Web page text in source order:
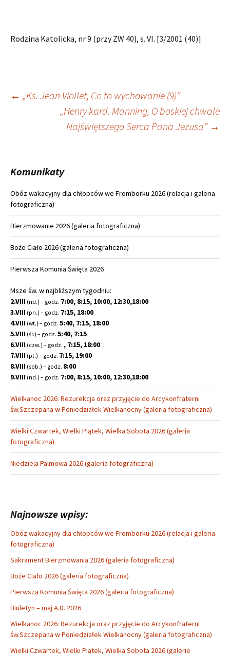
Rodzina Katolicka, nr 9 (przy ZW 40), s. VI. [3/2001 (40)]
Nawigacja
← „Ks. Jean Viollet, Co to wychowanie (9)”
„Henry kard. Manning, O boskiej chwale
Najświętszego Serca Pana Jezusa” →
Komunikaty
Obóz wakacyjny dla chłopców we Fromborku 2026 (relacja i galeria
fotograficzna)
Bierzmowanie 2026 (galeria fotograficzna)
Boże Ciało 2026 (galeria fotograficzna)
Pierwsza Komunia Święta 2026
Msze św. w najbliższym tygodniu:
2.VIII (nd.) – godz. 7:00, 8:15, 10:00, 12:30,18:00
3.VIII (pn.) – godz. 7:15, 18:00
4.VIII (wt.) – godz. 5:40, 7:15, 18:00
5.VIII (śr.) – godz. 5:40, 7:15
6.VIII (czw.) – godz. , 7:15, 18:00
7.VIII (pt.) – godz. 7:15, 19:00
8.VIII (sob.) – godz. 8:00
9.VIII (nd.) – godz. 7:00, 8:15, 10:00, 12:30,18:00
Wielkanoc 2026: Rezurekcja oraz przyjęcie do Arcykonfraterni
św.Szczepana w Poniedziałek Wielkanocny (galeria fotograficzna)
Wielki Czwartek, Wielki Piątek, Wielka Sobota 2026 (galeria
fotograficzna)
Niedziela Palmowa 2026 (galeria fotograficzna)
Najnowsze wpisy:
Obóz wakacyjny dla chłopców we Fromborku 2026 (relacja i galeria
fotograficzna)
Sakrament Bierzmowania 2026 (galeria fotograficzna)
Boże Ciało 2026 (galeria fotograficzna)
Pierwsza Komunia Święta 2026 (galeria fotograficzna)
Biuletyn – maj A.D. 2026
Wielkanoc 2026: Rezurekcja oraz przyjęcie do Arcykonfraterni
św.Szczepana w Poniedziałek Wielkanocny (galeria fotograficzna)
Wielki Czwartek, Wielki Piątek, Wielka Sobota 2026 (galerie